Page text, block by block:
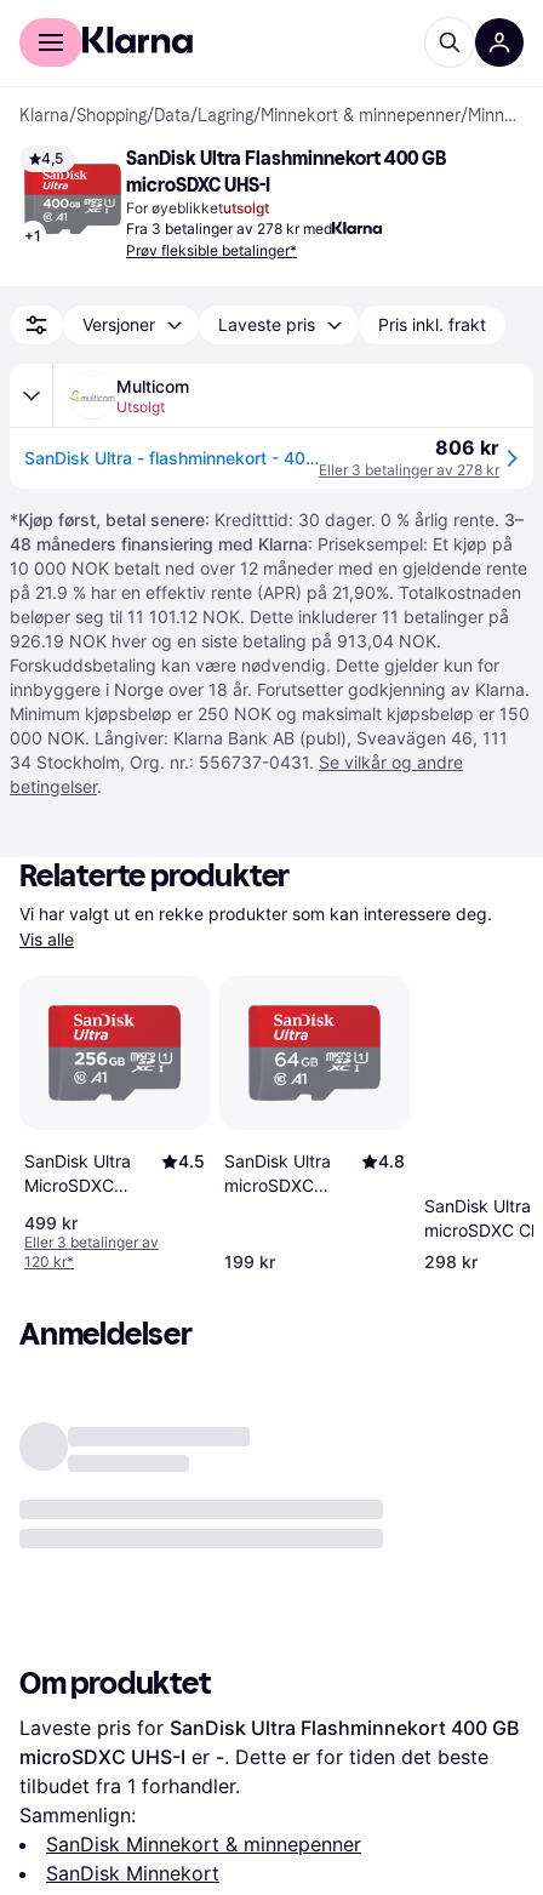
For kunder
Klarna/Shopping/Data/Lagring/Minnekort & minnepenner/ Minnekort
4,5
+1
SanDisk Ultra Flashminnekort 400 GB
microSDXC UHS-I
For øyeblikketutsolgt
Fra 3 betalinger av 278 kr med
Prøv fleksible betalinger*
Versjoner Laveste pris Pris inkl. frakt
Multicom
Utsolgt
SanDisk Ultra - flashminnekort - 400 GB - microSDXC UHS-I (SDSQUA4-400G-GN6MA) 806 kr
Eller 3 betalinger av 278 kr
*Kjøp først, betal senere: Kreditttid: 30 dager. 0 % årlig rente. 3–
48 måneders finansiering med Klarna: Priseksempel: Et kjøp på
10 000 NOK betalt ned over 12 måneder med en gjeldende rente
på 21.9 % har en effektiv rente (APR) på 21,90%. Totalkostnaden
beløper seg til 11 101.12 NOK. Dette inkluderer 11 betalinger på
926.19 NOK hver og en siste betaling på 913,04 NOK.
Forskuddsbetaling kan være nødvendig. Dette gjelder kun for
innbyggere i Norge over 18 år. Forutsetter godkjenning av Klarna.
Minimum kjøpsbeløp er 250 NOK og maksimalt kjøpsbeløp er 150
000 NOK. Långiver: Klarna Bank AB (publ), Sveavägen 46, 111
34 Stockholm, Org. nr.: 556737-0431. Se vilkår og andre
betingelser.
Relaterte produkter
Vis alle
SanDisk Ultra
MicroSDXC
U1 A1 150MB/s
256GB
4.5
499 kr
Eller 3 betalinger av
120 kr*
SanDisk Ultra
microSDXC
64GB +SD
4.8
199 kr
SanDisk Ultra
microSDXC
10 UHS-I U1
298 kr
Anmeldelser
Om produktet
Laveste pris for SanDisk Ultra Flashminnekort 400 GB
microSDXC UHS-I er -. Dette er for tiden det beste
tilbudet fra 1 forhandler.
Sammenlign:
SanDisk Minnekort & minnepenner
SanDisk Minnekort